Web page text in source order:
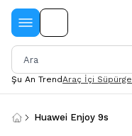
Şu An TrendAraç İçi Süpürge
Huawei Enjoy 9s